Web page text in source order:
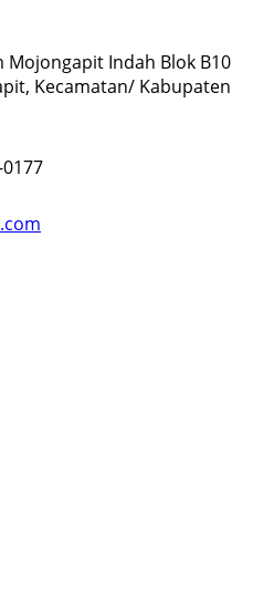
Mojongapit Indah Blok B10
Kecamatan/ Kabupaten